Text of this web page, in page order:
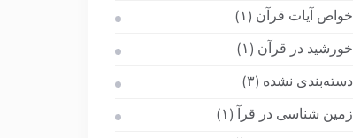
خواص آیات قرآن (۱)
خورشید در قرآن (۱)
دسته‌بندی نشده (۳)
زمین شناسی در قرآ (۱)